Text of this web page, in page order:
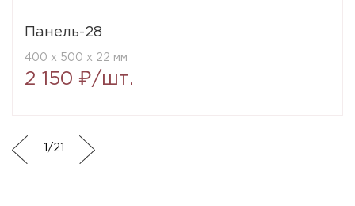
Панель-28
400 x 500 x 22 мм
2 150 ₽/шт.
/21